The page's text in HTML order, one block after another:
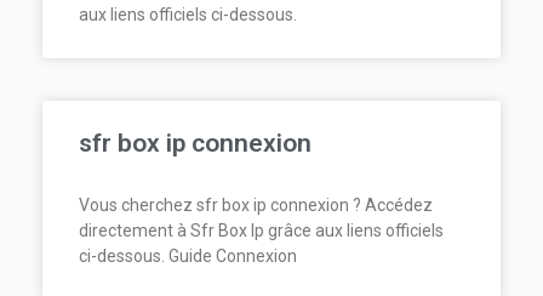
aux liens officiels ci-dessous.
sfr box ip connexion
Vous cherchez sfr box ip connexion ? Accédez
directement à Sfr Box Ip grâce aux liens officiels
ci-dessous. Guide Connexion